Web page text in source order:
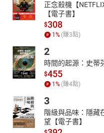
正念殺機【
【電子書】
$308
1 % (賺3點)
2
時間的起源：史蒂
$455
1 % (賺4點)
3
階級與品味：隱藏
望【電子書】